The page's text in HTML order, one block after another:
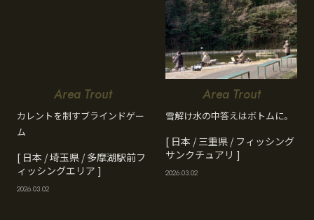
Area Trout
カレントを制すブラインドゲー
ム
[ 日本 / 埼玉県 / 多摩湖駅前フ
ィッシングエリア ]
2026.03.02
Area Trout
雪解け水の中答えはボトムに。
[ 日本 / 三重県 / フィッシング
サンクチュアリ ]
2026.03.02